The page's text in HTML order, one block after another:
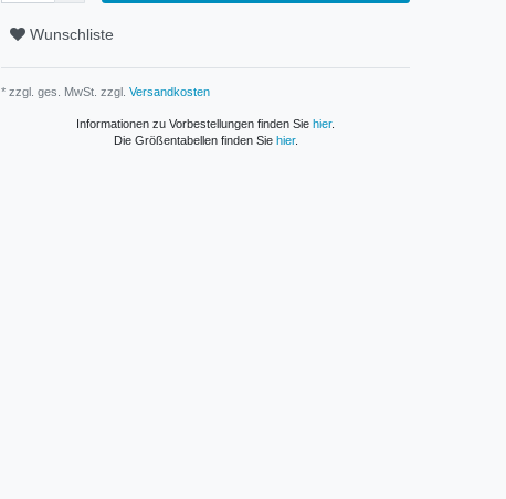
Wunschliste
* zzgl. ges. MwSt. zzgl. Versandkosten
Informationen zu Vorbestellungen finden Sie hier.
Die Größentabellen finden Sie hier.